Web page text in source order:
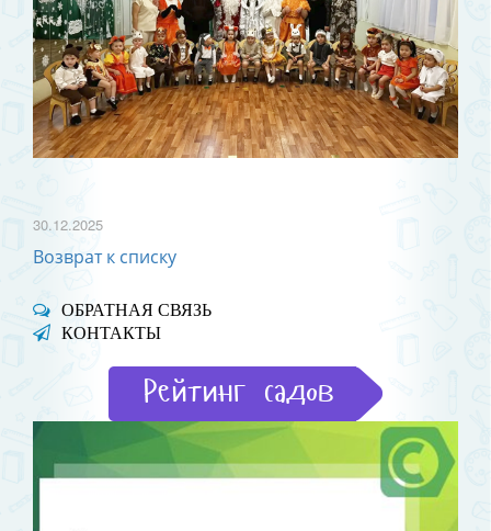
30.12.2025
Возврат к списку
ОБРАТНАЯ СВЯЗЬ
КОНТАКТЫ
Рейтинг садов